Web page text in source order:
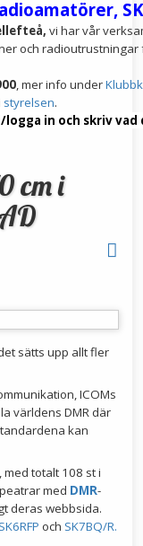
vi har vår
och
, mer info under
styrelsen.
logga in och skriv vad
cm i
sätts upp allt fler
ICOMs
världens DMR där
kan
med totalt 108 st i
med DMR-
deras webbsida.
SK6RFP och SK7BQ/R.